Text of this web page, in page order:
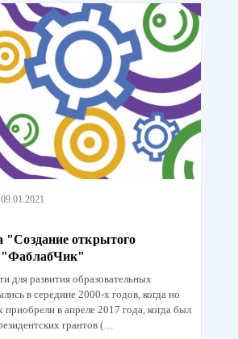
09.01.2021
"Создание открытого
"ФаблабЧик"
для развития образовательных
в середине 2000-х годов, когда но
приобрели в апреле 2017 года, когда был
грантов (…